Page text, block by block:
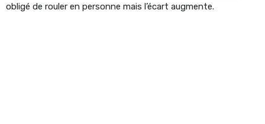
obligé de rouler en personne mais l’écart augmente.